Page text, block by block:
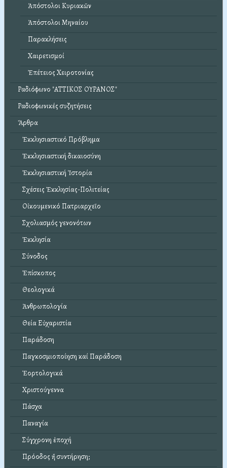
Ἀπόστολοι Κυριακῶν
Ἀπόστολοι Μηναίου
Παρακλήσεις
Χαιρετισμοί
Ἐπέτειος Χειροτονίας
Ραδιόφωνο "ΑΤΤΙΚΟΣ ΟΥΡΑΝΟΣ"
Ραδιοφωνικές συζητήσεις
Ἄρθρα
Ἐκκλησιαστικό Πρόβλημα
Ἐκκλησιαστική δικαιοσύνη
Ἐκκλησιαστική Ἱστορία
Σχέσεις Ἐκκλησίας-Πολιτείας
Οἰκουμενικό Πατριαρχεῖο
Σχολιασμός γενονότων
Ἐκκλησία
Σύνοδος
Ἐπίσκοπος
Θεολογικά
Ἀνθρωπολογία
Θεία Εὐχαριστία
Παράδοση
Παγκοσμιοποίηση καί Παράδοση
Ἑορτολογικά
Χριστούγεννα
Πάσχα
Παναγία
Σύγχρονη ἐποχή
Πρόοδος ἤ συντήρηση;